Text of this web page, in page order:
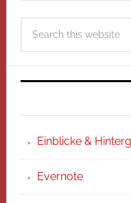
Einblicke &
Evernote